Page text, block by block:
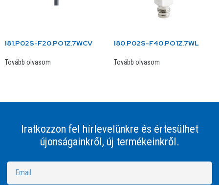
I81.P02S-F20.PO1Z.7WCV
Tovább olvasom
I80.P02S-F40.PO1Z.7WL
Tovább olvasom
Iratkozzon fel hírlevelünkre és értesülhet
újonságainkről, új termékeinkről.